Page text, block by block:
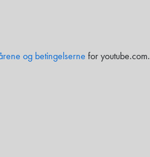
og betingelserne for youtube.com.